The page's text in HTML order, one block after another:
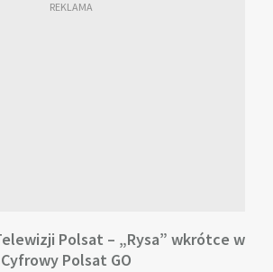
Polsat – „Rysa” wkrótce w
Polsat GO